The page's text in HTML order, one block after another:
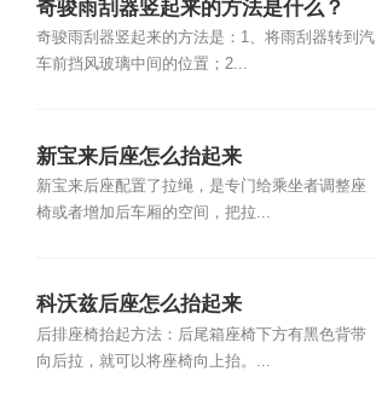
奇骏雨刮器竖起来的方法是什么？
奇骏雨刮器竖起来的方法是：1、将雨刮器转到汽
车前挡风玻璃中间的位置；2...
新宝来后座怎么抬起来
新宝来后座配置了拉绳，是专门给乘坐者调整座
椅或者增加后车厢的空间，把拉...
​科沃兹后座怎么抬起来
后排座椅抬起方法：后尾箱座椅下方有黑色背带
向后拉，就可以将座椅向上抬。...